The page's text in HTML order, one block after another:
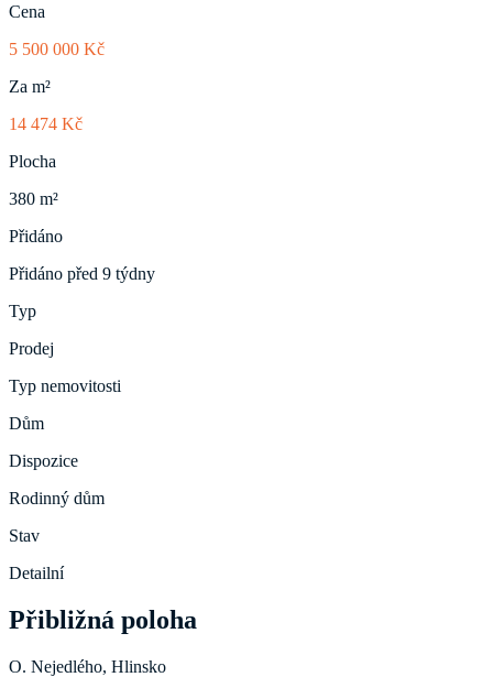
Cena
5 500 000 Kč
Za m²
14 474 Kč
Plocha
380 m²
Přidáno
Přidáno před 9 týdny
Typ
Prodej
Typ nemovitosti
Dům
Dispozice
Rodinný dům
Stav
Detailní
Přibližná poloha
O. Nejedlého, Hlinsko